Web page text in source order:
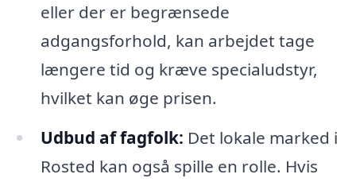
eller der er begrænsede
adgangsforhold, kan arbejdet tage
længere tid og kræve specialudstyr,
hvilket kan øge prisen.
Udbud af fagfolk: Det lokale marked i
Rosted kan også spille en rolle. Hvis